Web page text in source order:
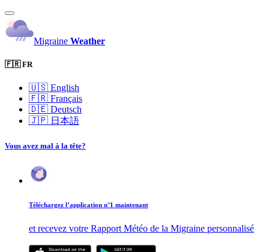
Migraine Weather
🇫🇷 FR
🇺🇸 English
🇫🇷 Français
🇩🇪 Deutsch
🇯🇵 日本語
Vous avez mal à la tête?
Téléchargez l’application n°1 maintenant
et recevez votre Rapport Météo de la Migraine personnalisé